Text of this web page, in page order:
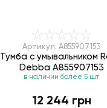
Артикул: A855907153
Тумба с умывальником
Debba A855907153
в наличии более 5 шт
12 244 грн